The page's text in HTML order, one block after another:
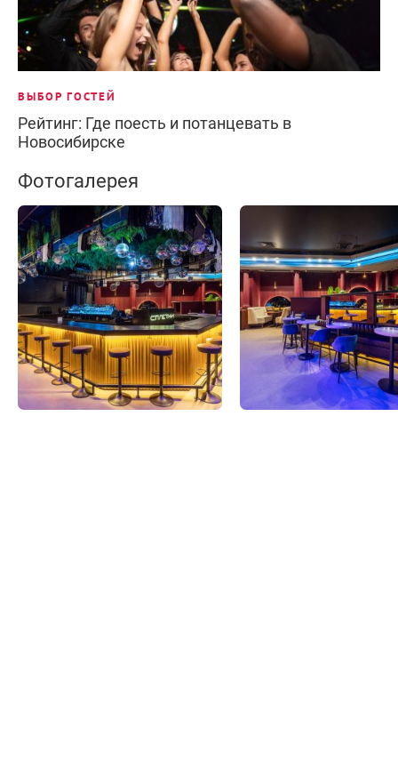
ВЫБОР ГОСТЕЙ
Рейтинг: Где поесть и потанцевать в
Новосибирске
Фотогалерея